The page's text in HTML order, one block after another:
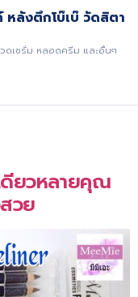
หลังตึกโบ๊เบ๊ วัดสิตา
ดเซรั่ม หลอดครีม และอื่นๆ
ยวหลายคุณ
วย